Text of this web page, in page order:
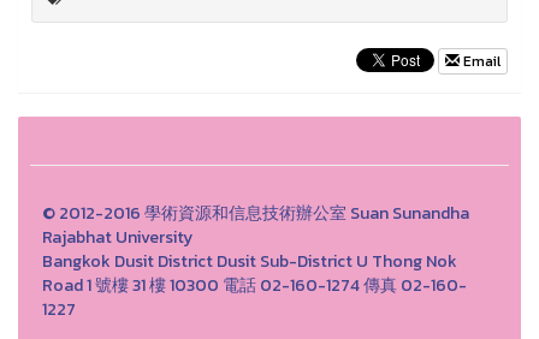
Email
© 2012-2016 學術資源和信息技術辦公室 Suan Sunandha
Rajabhat University
Bangkok Dusit District Dusit Sub-District U Thong Nok
Road 1 號樓 31 樓 10300 電話 02-160-1274 傳真 02-160-
1227